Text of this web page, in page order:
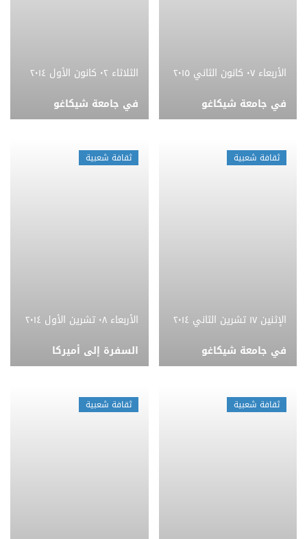
الأربعاء ٠٧ كانون الثاني ٢٠١٥
في جامعة شيكاغو
الثلاثاء ٠٢ كانون الأول ٢٠١٤
في جامعة شيكاغو
ثقافة شعبية
الإثنين ١٧ تشرين الثاني ٢٠١٤
في جامعة شيكاغو
ثقافة شعبية
الأربعاء ٠٨ تشرين الأول ٢٠١٤
السفرة إلى أميركا
ثقافة شعبية ثقافة شعبية